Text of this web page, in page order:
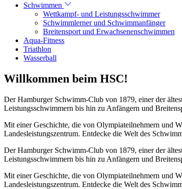
Schwimmen
Wettkampf- und Leistungsschwimmer
Schwimmlerner und Schwimmanfänger
Breitensport und Erwachsenenschwimmen
Aqua-Fitness
Triathlon
Wasserball
Willkommen beim HSC!
Der Hamburger Schwimm-Club von 1879, einer der
Leistungsschwimmern bis hin zu Anfängern und
Mit einer Geschichte, die von Olympiateilnehmern und
Landesleistungszentrum. Entdecke die Welt des
Der Hamburger Schwimm-Club von 1879, einer der
Leistungsschwimmern bis hin zu Anfängern und
Mit einer Geschichte, die von Olympiateilnehmern und
Landesleistungszentrum. Entdecke die Welt des